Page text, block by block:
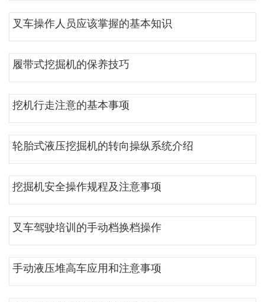
叉车操作人员应该掌握的基本知识
履带式挖掘机的保养技巧
挖机行走注意的基本事项
轮胎式液压挖掘机的转向操纵系统介绍
挖掘机安全操作规程及注意事项
叉车驾驶培训的手动档换档操作
手动液压堆高车应用和注意事项